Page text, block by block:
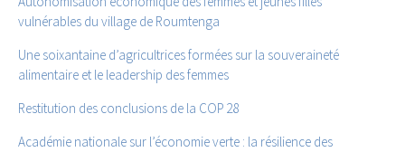
vulnérables du village de Roumtenga
Une soixantaine d’agricultrices formées sur la souveraineté
alimentaire et le leadership des femmes
Restitution des conclusions de la COP 28
Académie nationale sur l’économie verte : la résilience des